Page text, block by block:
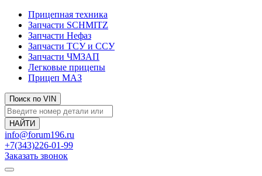
Прицепная техника
Запчасти SCHMITZ
Запчасти Нефаз
Запчасти ТСУ и ССУ
Запчасти ЧМЗАП
Легковые прицепы
Прицеп МАЗ
Поиск по VIN
info@forum196.ru
+7(343)226-01-99
Заказать звонок